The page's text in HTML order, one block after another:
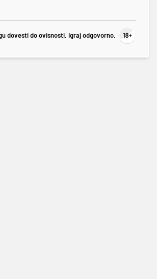
dovesti do ovisnosti. Igraj odgovorno.